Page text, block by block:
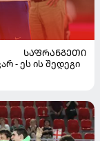
ᲡᲐᲤᲠᲐᲜᲒᲔᲗᲘ
- ეს ის შედეგი